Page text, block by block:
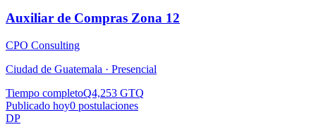
Auxiliar de Compras Zona 12
CPO Consulting
Ciudad de Guatemala · Presencial
Tiempo completoQ4,253 GTQ
Publicado hoy0 postulaciones
DP